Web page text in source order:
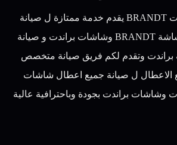
مركز صيانة شاشات BRANDT يقدم خدمة ممتازة ل صيانة
شاشات براندت و شاشة BRANDT وشاشات براندت و صيانة
براندت وتقدم لكم فريق صيانة متخصص
ل صيانة جميع اعطال شاشات
وشاشات براندت بجودة وباحترافية عالية